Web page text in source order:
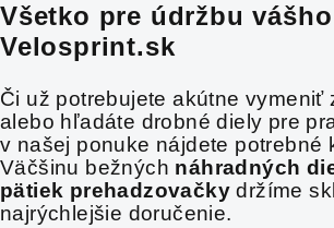
Všetko pre údržbu
Velosprint.sk
Či už potrebujete akútne vymeniť
alebo hľadáte drobné diely pre
v našej ponuke nájdete potrebné
Väčšinu bežných náhradných
pätiek prehadzovačky držíme
najrýchlejšie doručenie.